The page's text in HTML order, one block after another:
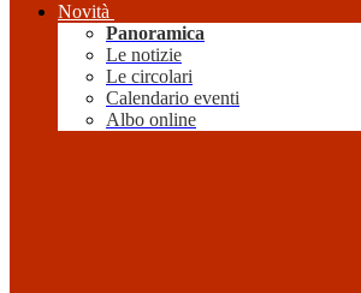
Novità
Panoramica
Le notizie
Le circolari
Calendario eventi
Albo online